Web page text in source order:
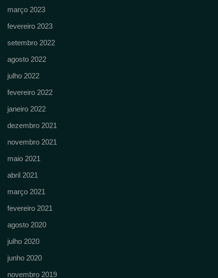
março 2023
fevereiro 2023
setembro 2022
agosto 2022
julho 2022
fevereiro 2022
janeiro 2022
dezembro 2021
novembro 2021
maio 2021
abril 2021
março 2021
fevereiro 2021
agosto 2020
julho 2020
junho 2020
novembro 2019